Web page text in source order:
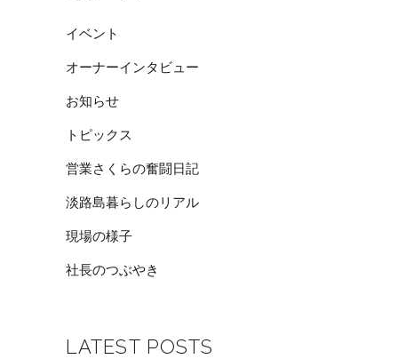
イベント
オーナーインタビュー
お知らせ
トピックス
営業さくらの奮闘日記
淡路島暮らしのリアル
現場の様子
社長のつぶやき
LATEST POSTS